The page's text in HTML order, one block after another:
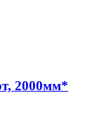
2000мм*